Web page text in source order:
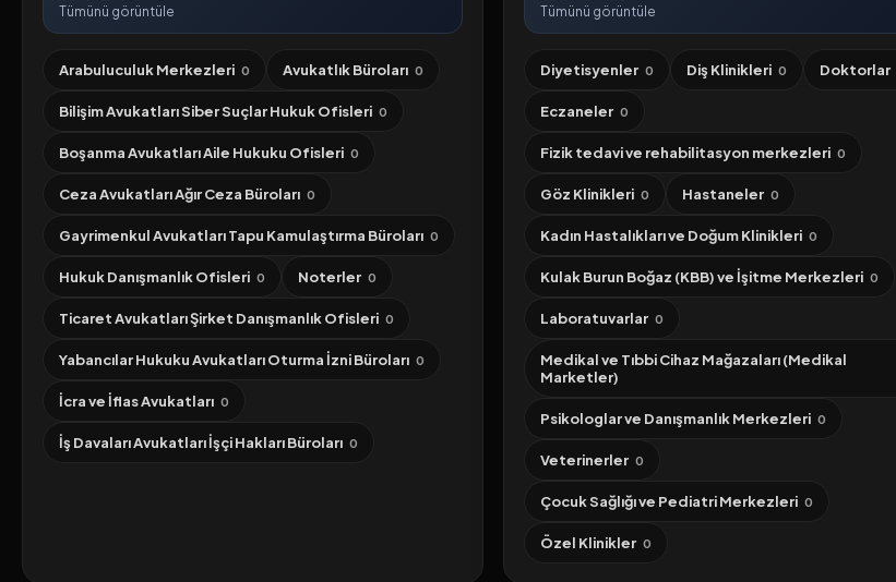
Tümünü görüntüle
Arabuluculuk Merkezleri 0 Avukatlık Büroları 0
Bilişim Avukatları Siber Suçlar Hukuk Ofisleri 0
Boşanma Avukatları Aile Hukuku Ofisleri 0
Ceza Avukatları Ağır Ceza Büroları 0
Gayrimenkul Avukatları Tapu Kamulaştırma Büroları 0
Hukuk Danışmanlık Ofisleri 0 Noterler 0
Ticaret Avukatları Şirket Danışmanlık Ofisleri 0
Yabancılar Hukuku Avukatları Oturma İzni Büroları 0
İcra ve İflas Avukatları 0
İş Davaları Avukatları İşçi Hakları Büroları 0
Tümünü görüntüle
Diyetisyenler 0 Diş Klinikleri 0 Doktorlar
Eczaneler 0
Fizik tedavi ve rehabilitasyon merkezleri 0
Göz Klinikleri 0 Hastaneler 0
Kadın Hastalıkları ve Doğum Klinikleri 0
Kulak Burun Boğaz (KBB) ve İşitme Merkezleri 0
Laboratuvarlar 0
Medikal ve Tıbbi Cihaz Mağazaları (Medikal
Marketler)
Psikologlar ve Danışmanlık Merkezleri 0
Veterinerler 0
Çocuk Sağlığı ve Pediatri Merkezleri 0
Özel Klinikler 0